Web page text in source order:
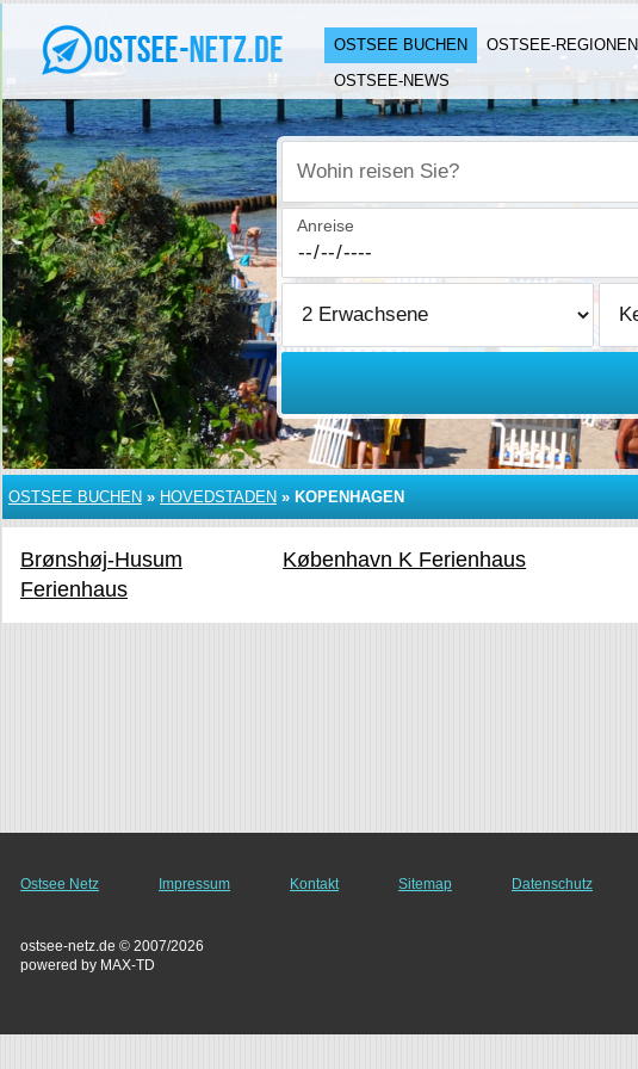
OSTSEE BUCHEN OSTSEE-REGIONEN
OSTSEE-NEWS
Wohin reisen Sie?
Anreise
OSTSEE BUCHEN » HOVEDSTADEN » KOPENHAGEN
Brønshøj-Husum
Ferienhaus
København K Ferienhaus
Ostsee Netz Impressum Kontakt Sitemap Datenschutz
ostsee-netz.de © 2007/2026
powered by MAX-TD